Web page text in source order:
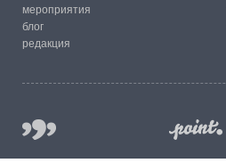
мероприятия
блог
редакция